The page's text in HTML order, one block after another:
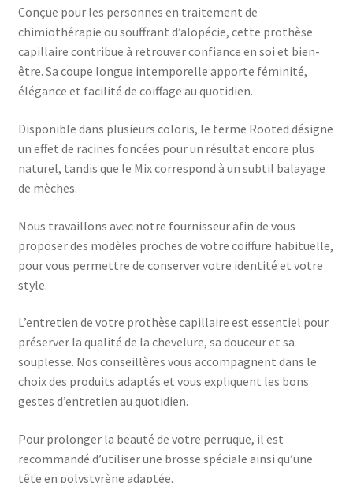
Conçue pour les personnes en traitement de
chimiothérapie ou souffrant d’alopécie, cette prothèse
capillaire contribue à retrouver confiance en soi et bien-
être. Sa coupe longue intemporelle apporte féminité,
élégance et facilité de coiffage au quotidien.
Disponible dans plusieurs coloris, le terme Rooted désigne
un effet de racines foncées pour un résultat encore plus
naturel, tandis que le Mix correspond à un subtil balayage
de mèches.
Nous travaillons avec notre fournisseur afin de vous
proposer des modèles proches de votre coiffure habituelle,
pour vous permettre de conserver votre identité et votre
style.
L’entretien de votre prothèse capillaire est essentiel pour
préserver la qualité de la chevelure, sa douceur et sa
souplesse. Nos conseillères vous accompagnent dans le
choix des produits adaptés et vous expliquent les bons
gestes d’entretien au quotidien.
Pour prolonger la beauté de votre perruque, il est
recommandé d’utiliser une brosse spéciale ainsi qu’une
tête en polystyrène adaptée.